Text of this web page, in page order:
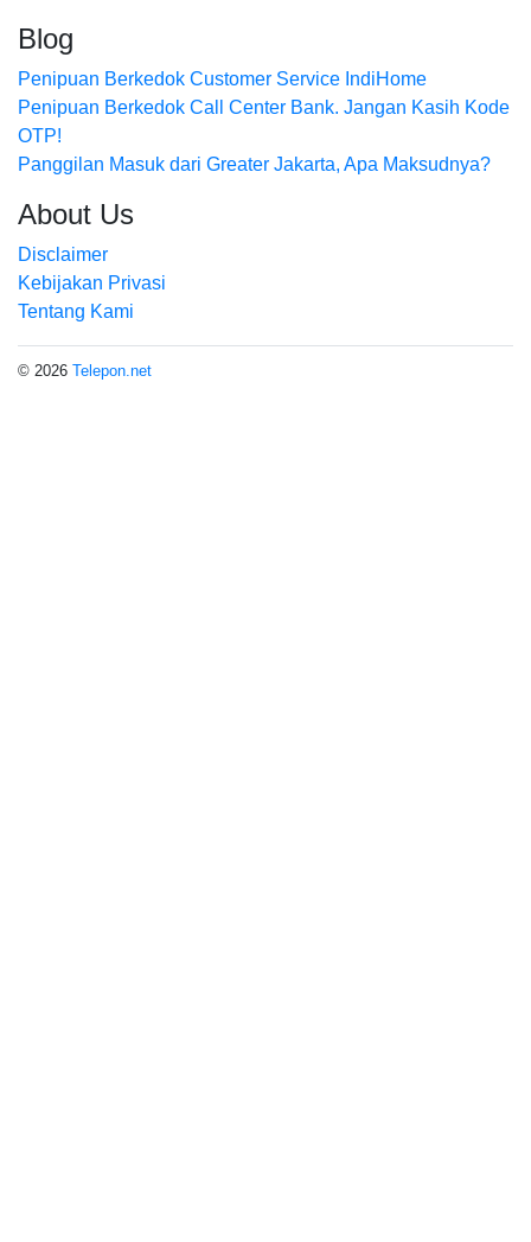
Blog
Penipuan Berkedok Customer Service IndiHome
Penipuan Berkedok Call Center Bank. Jangan Kasih Kode
OTP!
Panggilan Masuk dari Greater Jakarta, Apa Maksudnya?
About Us
Disclaimer
Kebijakan Privasi
Tentang Kami
© 2026 Telepon.net